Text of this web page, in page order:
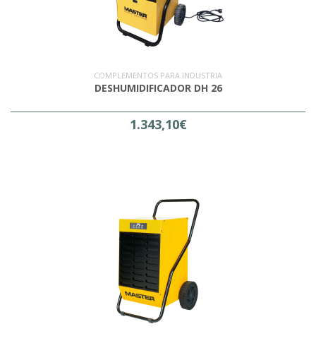
COMPLEMENTOS PARA INDUSTRIA
DESHUMIDIFICADOR DH 26
1.343,10€